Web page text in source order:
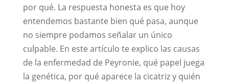
por qué. La respuesta honesta es que hoy
entendemos bastante bien qué pasa, aunque
no siempre podamos señalar un único
culpable. En este artículo te explico las causas
de la enfermedad de Peyronie, qué papel juega
la genética, por qué aparece la cicatriz y quién